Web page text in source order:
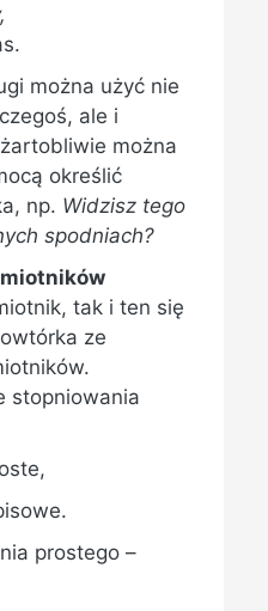
można użyć nie
ale i
można
określić
np. Widzisz tego
spodniach?
tak i ten się
ze
stopniowania
prostego –